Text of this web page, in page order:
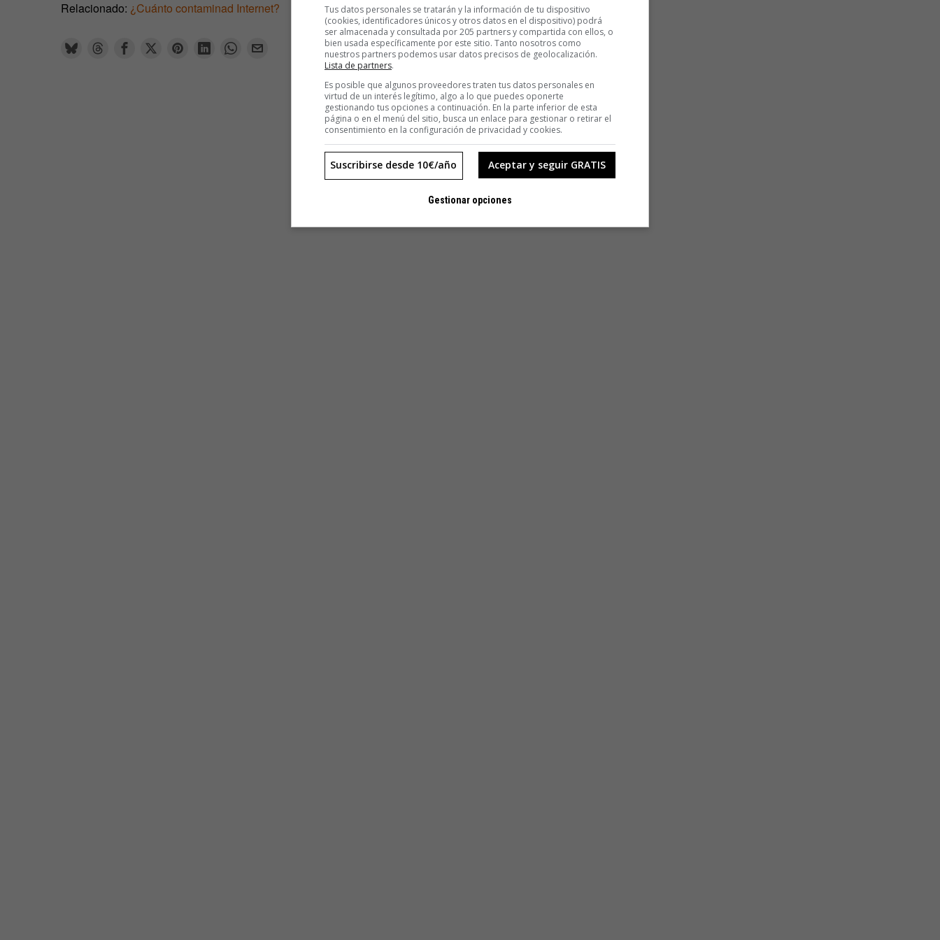
Relacionado: ¿Cuánto contaminad Internet?
Tus datos personales se tratarán y la información de tu dispositivo
(cookies, identificadores únicos y otros datos en el dispositivo) podrá
ser almacenada y consultada por 205 partners y compartida con ellos, o
bien usada específicamente por este sitio. Tanto nosotros como
nuestros partners podemos usar datos precisos de geolocalización.
Lista de partners.
Es posible que algunos proveedores traten tus datos personales en
virtud de un interés legítimo, algo a lo que puedes oponerte
gestionando tus opciones a continuación. En la parte inferior de esta
página o en el menú del sitio, busca un enlace para gestionar o retirar el
consentimiento en la configuración de privacidad y cookies.
Aceptar y seguir GRATIS
Suscribirse desde 10€/año
Gestionar opciones